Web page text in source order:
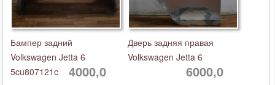
Бампер задний
Volkswagen Jetta 6
5cu807121c
4000,0
Дверь задняя правая
Volkswagen Jetta 6
6000,0